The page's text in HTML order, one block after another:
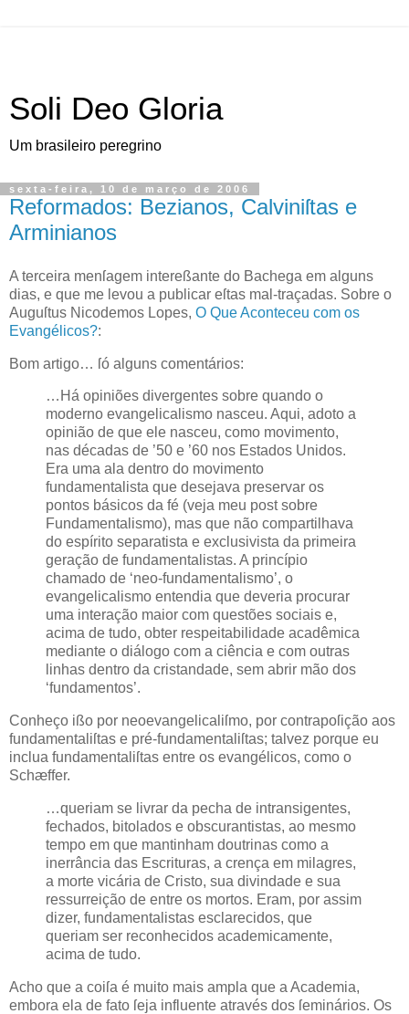
Soli Deo Gloria
Um brasileiro peregrino
sexta-feira, 10 de março de 2006
Reformados: Bezianos, Calviniſtas e
Arminianos
A terceira menſagem intereßante do Bachega em alguns
dias, e que me levou a publicar eſtas mal-traçadas. Sobre o
Auguſtus Nicodemos Lopes, O Que Aconteceu com os
Evangélicos?:
Bom artigo… ſó alguns comentários:
…Há opiniões divergentes sobre quando o
moderno evangelicalismo nasceu. Aqui, adoto a
opinião de que ele nasceu, como movimento,
nas décadas de ’50 e ’60 nos Estados Unidos.
Era uma ala dentro do movimento
fundamentalista que desejava preservar os
pontos básicos da fé (veja meu post sobre
Fundamentalismo), mas que não compartilhava
do espírito separatista e exclusivista da primeira
geração de fundamentalistas. A princípio
chamado de ‘neo-fundamentalismo’, o
evangelicalismo entendia que deveria procurar
uma interação maior com questões sociais e,
acima de tudo, obter respeitabilidade acadêmica
mediante o diálogo com a ciência e com outras
linhas dentro da cristandade, sem abrir mão dos
‘fundamentos’.
Conheço ißo por neoevangelicaliſmo, por contrapoſição aos
fundamentaliſtas e pré-fundamentaliſtas; talvez porque eu
inclua fundamentaliſtas entre os evangélicos, como o
Schæffer.
…queriam se livrar da pecha de intransigentes,
fechados, bitolados e obscurantistas, ao mesmo
tempo em que mantinham doutrinas como a
inerrância das Escrituras, a crença em milagres,
a morte vicária de Cristo, sua divindade e sua
ressurreição de entre os mortos. Eram, por assim
dizer, fundamentalistas esclarecidos, que
queriam ser reconhecidos academicamente,
acima de tudo.
Acho que a coiſa é muito mais ampla que a Academia,
embora ela de fato ſeja influente através dos ſeminários. Os